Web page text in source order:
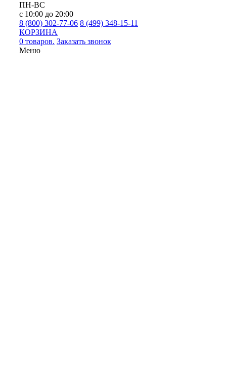
ПН-ВС
с 10:00 до 20:00
8 (800) 302-77-06 8 (499) 348-15-11
КОРЗИНА
0 товаров. Заказать звонок
Меню